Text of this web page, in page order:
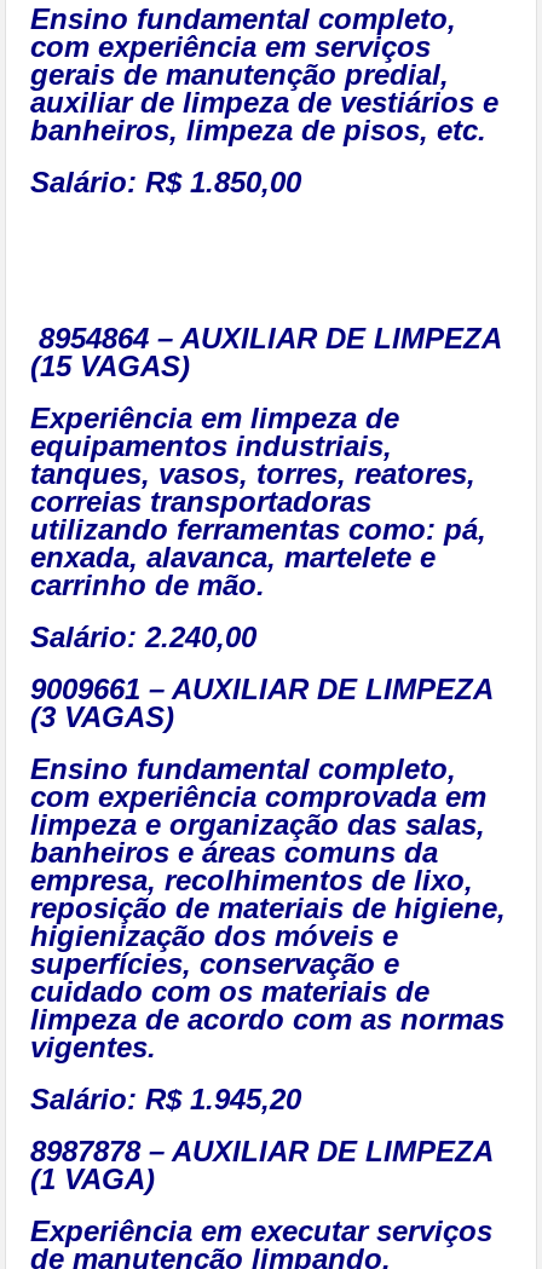
Ensino fundamental completo,
com experiência em serviços
gerais de manutenção predial,
auxiliar de limpeza de vestiários e
banheiros, limpeza de pisos, etc.
Salário: R$ 1.850,00
8954864 – AUXILIAR DE LIMPEZA
(15 VAGAS)
Experiência em limpeza de
equipamentos industriais,
tanques, vasos, torres, reatores,
correias transportadoras
utilizando ferramentas como: pá,
enxada, alavanca, martelete e
carrinho de mão.
Salário: 2.240,00
9009661 – AUXILIAR DE LIMPEZA
(3 VAGAS)
Ensino fundamental completo,
com experiência comprovada em
limpeza e organização das salas,
banheiros e áreas comuns da
empresa, recolhimentos de lixo,
reposição de materiais de higiene,
higienização dos móveis e
superfícies, conservação e
cuidado com os materiais de
limpeza de acordo com as normas
vigentes.
Salário: R$ 1.945,20
8987878 – AUXILIAR DE LIMPEZA
(1 VAGA)
Experiência em executar serviços
de manutenção limpando,